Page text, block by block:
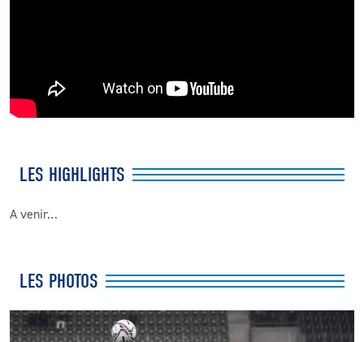
LES HIGHLIGHTS
A venir…
LES PHOTOS